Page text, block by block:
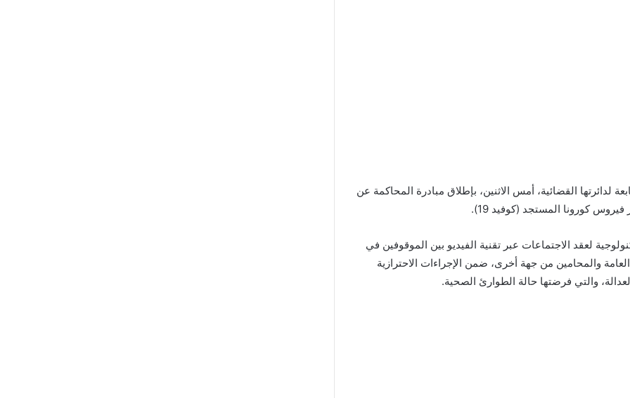
لدائرتها القضائية، أمس الاثنين، بإطلاق مبادرة المحاكمة عن
كورونا المستجد (كوفيد 19).
لعقد الاجتماعات عبر تقنية الفيديو بين الموقوفين في
والمحامين من جهة أخرى، ضمن الإجراءات الاحترازية
والتي فرضتها حالة الطوارئ الصحية.